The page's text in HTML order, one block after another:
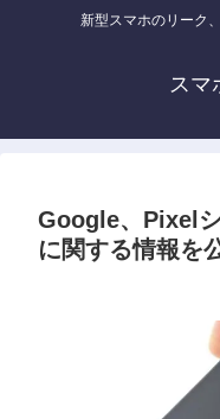
新型スマホのリーク
スマ
Google、Pixel
に関する情報を